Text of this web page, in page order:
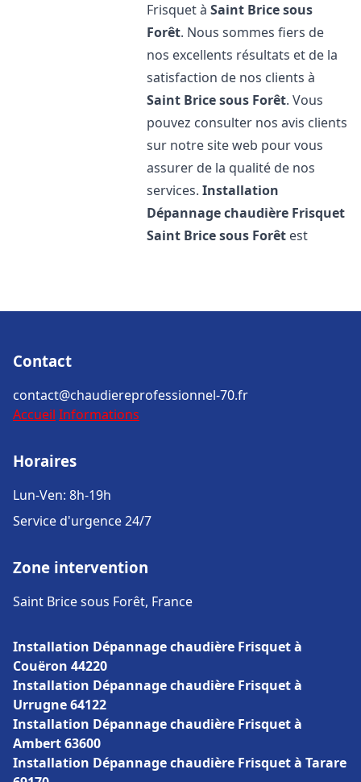
Frisquet àSaint Brice sous
Forêt. Nous sommes fiers de
nos excellents résultats et de la
satisfaction de nos clients à
Saint Brice sous Forêt. Vous
pouvez consulter nos avis clients
sur notre site web pour vous
assurer de la qualité de nos
services.Installation
Dépannage chaudière Frisquet
Saint Brice sous Forêt est
Contact
contact@chaudiereprofessionnel-70.fr
Accueil Informations
Horaires
Lun-Ven: 8h-19h
Service d'urgence 24/7
Zone intervention
Saint Brice sous Forêt, France
Installation Dépannage chaudière Frisquet à
Couëron 44220
Installation Dépannage chaudière Frisquet à
Urrugne 64122
Installation Dépannage chaudière Frisquet à
Ambert 63600
Installation Dépannage chaudière Frisquet à Tarare